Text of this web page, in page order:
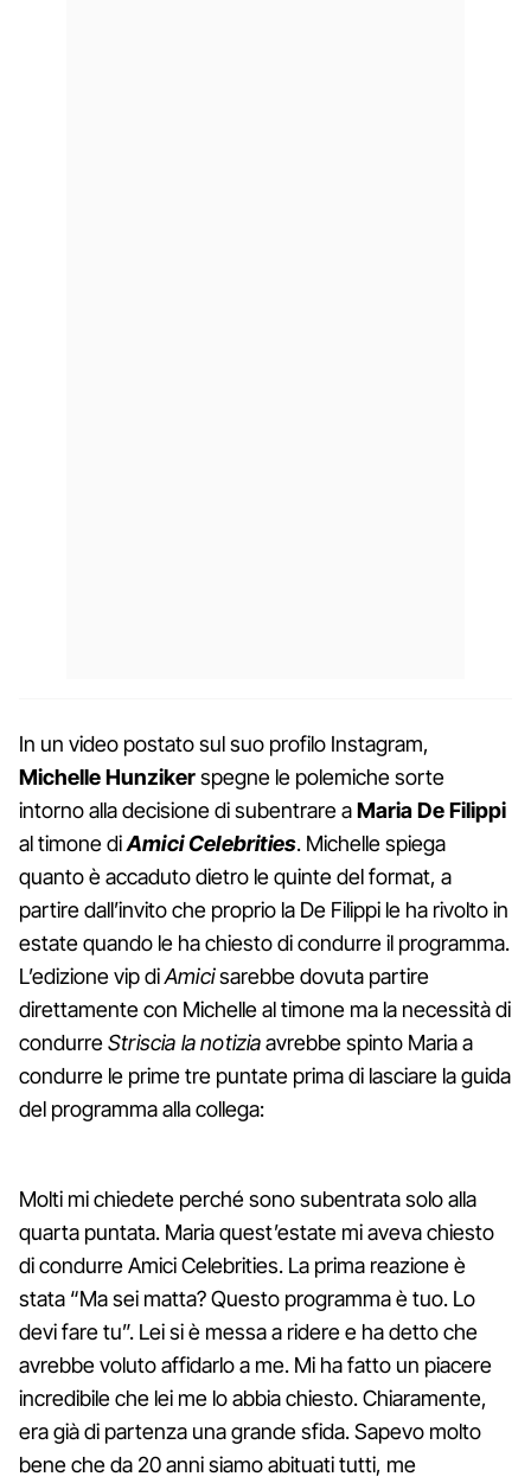
In un video postato sul suo profilo Instagram,
Michelle Hunzikerspegne le polemiche sorte
intorno alla decisione di subentrare aMaria De Filippi
al timone diAmici Celebrities. Michelle spiega
quanto è accaduto dietro le quinte del format, a
partire dall’invito che proprio la De Filippi le ha rivolto in
estate quando le ha chiesto di condurre il programma.
L’edizione vip diAmicisarebbe dovuta partire
direttamente con Michelle al timone ma la necessità di
condurreStriscia la notiziaavrebbe spinto Maria a
condurre le prime tre puntate prima di lasciare la guida
del programma alla collega:
Molti mi chiedete perché sono subentrata solo alla
quarta puntata. Maria quest’estate mi aveva chiesto
di condurre Amici Celebrities. La prima reazione è
stata “Ma sei matta? Questo programma è tuo. Lo
devi fare tu”. Lei si è messa a ridere e ha detto che
avrebbe voluto affidarlo a me. Mi ha fatto un piacere
incredibile che lei me lo abbia chiesto. Chiaramente,
era già di partenza una grande sfida. Sapevo molto
bene che da 20 anni siamo abituati tutti, me